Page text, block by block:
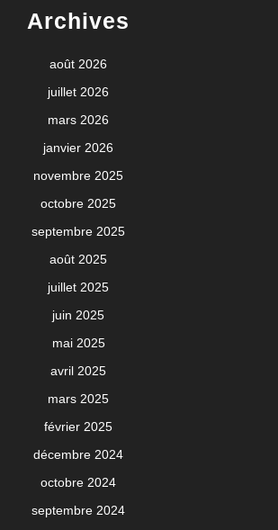
Archives
août 2026
juillet 2026
mars 2026
janvier 2026
novembre 2025
octobre 2025
septembre 2025
août 2025
juillet 2025
juin 2025
mai 2025
avril 2025
mars 2025
février 2025
décembre 2024
octobre 2024
septembre 2024